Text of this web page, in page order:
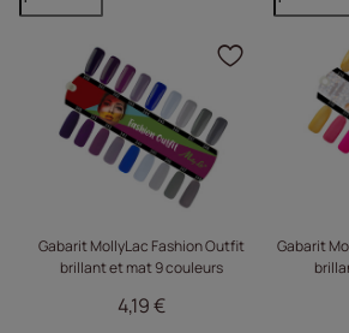
Gabarit MollyLac Fashion Outfit
brillant et mat 9 couleurs
4,19 €
Cliquez
Gabarit